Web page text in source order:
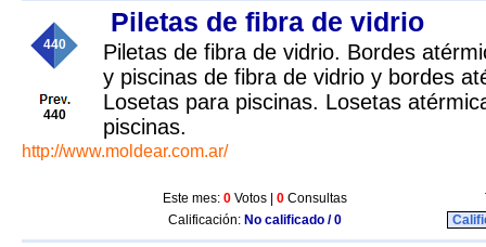
440
440
Piletas de fibra de vidrio
Piletas de fibra de vidrio. Bordes
y piscinas de fibra de vidrio y bordes
Losetas para piscinas. Losetas
piscinas.
http://www.moldear.com.ar/
Este mes: 0 Votos | 0 Consultas
Calificación: No calificado / 0